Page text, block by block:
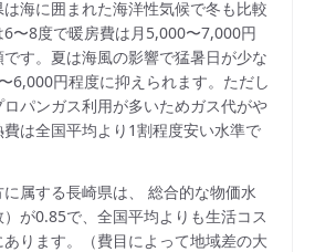
は海に囲まれた海洋性気候で冬も比較
〜8度で暖房費は月5,000〜7,000円
す。夏は海風の影響で猛暑日が少な
6,000円程度に抑えられます。ただし
パンガス利用が多いためガス代がや
は全国平均より1割程度安い水準で
属する長崎県は、 総合的な物価水
）が0.85で、 全国平均よりも生活コス
ります。
（費目によって地域差の大